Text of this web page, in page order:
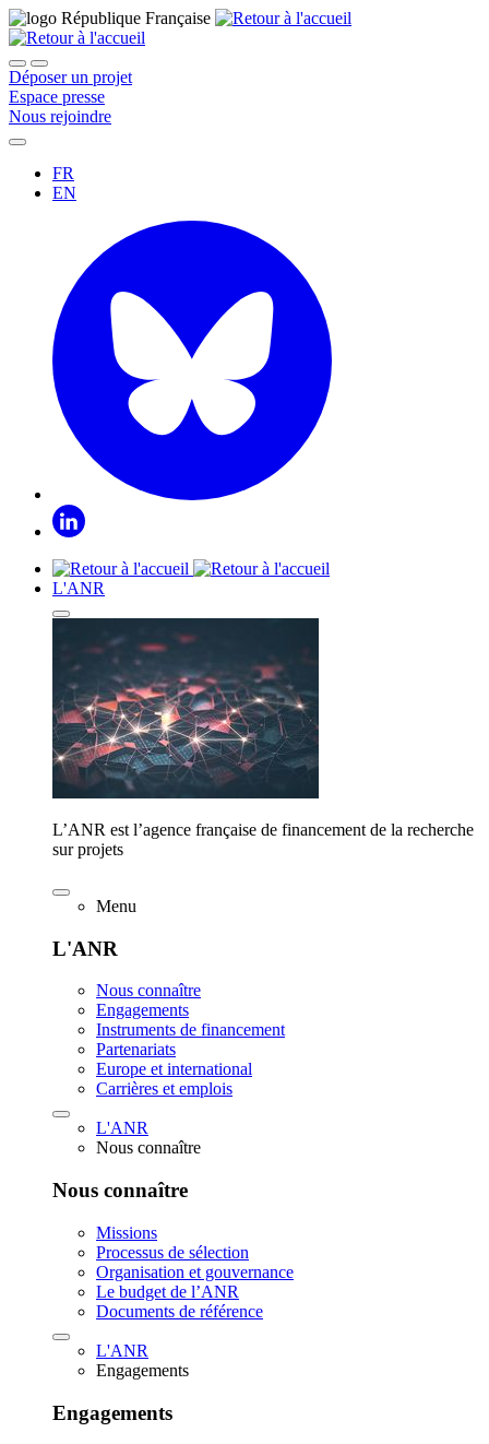
Déposer un projet
Espace presse
Nous rejoindre
FR
EN
L'ANR
L’ANR est l’agence française de financement de la recherche
sur projets
Menu
L'ANR
Nous connaître
Engagements
Instruments de financement
Partenariats
Europe et international
Carrières et emplois
L'ANR
Nous connaître
Nous connaître
Missions
Processus de sélection
Organisation et gouvernance
Le budget de l’ANR
Documents de référence
L'ANR
Engagements
Engagements